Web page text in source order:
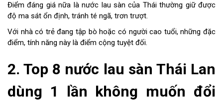
Điểm đáng giá nữa là nước lau sàn của Thái thường giữ được
độ ma sát ổn định, tránh té ngã, trơn trượt.
Với nhà có trẻ đang tập bò hoặc có người cao tuổi, những đặc
điểm, tính năng này là điểm cộng tuyệt đối.
2. Top 8 nước lau sàn Thái Lan
dùng 1 lần không muốn đổi